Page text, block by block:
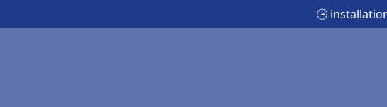
🕒